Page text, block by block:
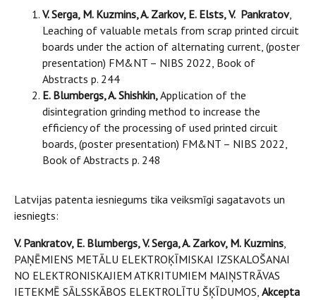
V. Serga, M. Kuzmins, A. Zarkov, E. Elsts, V. Pankratov,
Leaching of valuable metals from scrap printed circuit
boards under the action of alternating current, (poster
presentation) FM&NT – NIBS 2022, Book of
Abstracts p. 244
E. Blumbergs, A. Shishkin,Application of the
disintegration grinding method to increase the
efficiency of the processing of used printed circuit
boards, (poster presentation) FM&NT – NIBS 2022,
Book of Abstracts p. 248
Latvijas patenta iesniegums tika veiksmīgi sagatavots un
iesniegts:
V. Pankratov, E. Blumbergs, V. Serga, A. Zarkov, M. Kuzmins,
PAŅĒMIENS METĀLU ELEKTROĶĪMISKAI IZSKALOŠANAI
NO ELEKTRONISKAJIEM ATKRITUMIEM MAIŅSTRĀVAS
IETEKMĒ SĀLSSKĀBOS ELEKTROLĪTU ŠĶĪDUMOS, Akcepta